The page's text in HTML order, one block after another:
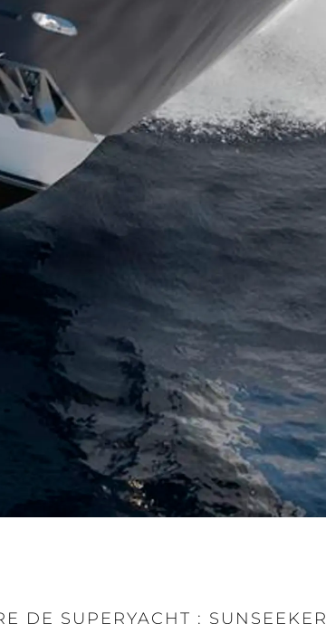
DE SUPERYACHT : SUNSEEKER